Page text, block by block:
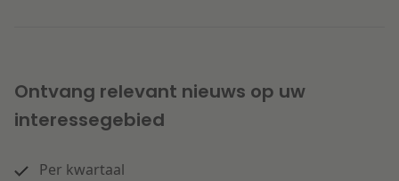
Ontvang relevant nieuws op uw
interessegebied
Per kwartaal